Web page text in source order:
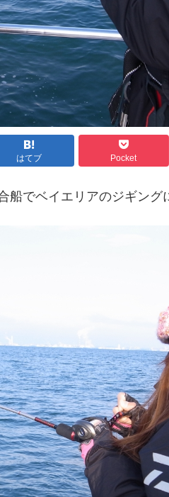
はてブ Pocket
船でベイエリアのジギング